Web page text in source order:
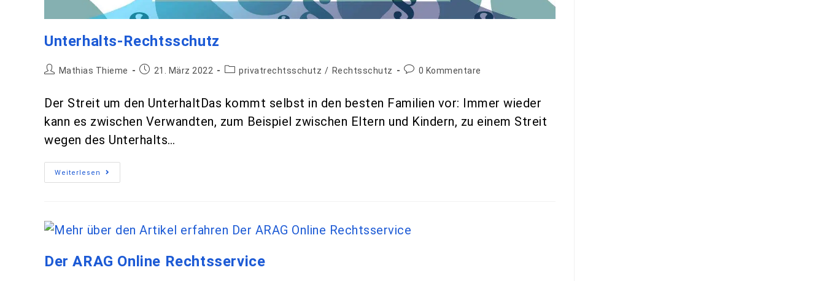
Unterhalts-Rechtsschutz
Mathias Thieme 21. März 2022 privatrechtsschutz / Rechtsschutz 0 Kommentare
Der Streit um den UnterhaltDas kommt selbst in den besten Familien vor: Immer wieder
kann es zwischen Verwandten, zum Beispiel zwischen Eltern und Kindern, zu einem Streit
wegen des Unterhalts…
Weiterlesen
Der ARAG Online Rechtsservice